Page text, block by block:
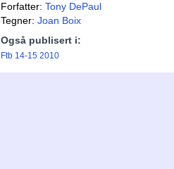
Forfatter: Tony DePaul
Tegner: Joan Boix
Også publisert i:
Ftb 14-15 2010